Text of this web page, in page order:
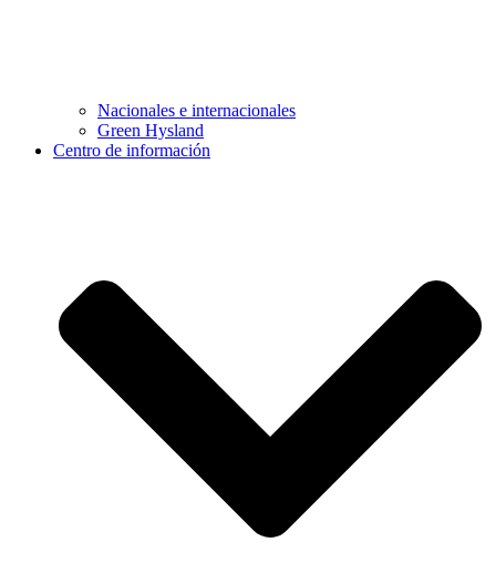
Nacionales e internacionales
Green Hysland
Centro de información